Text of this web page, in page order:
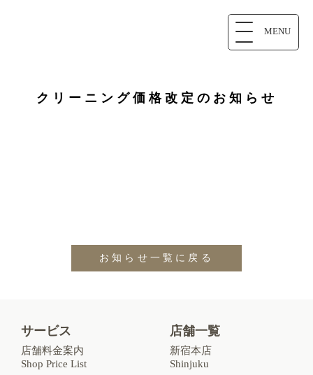
MENU
クリーニング価格改定のお知らせ
お知らせ一覧に戻る
サービス
店舗料金案内
Shop Price List
店舗一覧
新宿本店
Shinjuku